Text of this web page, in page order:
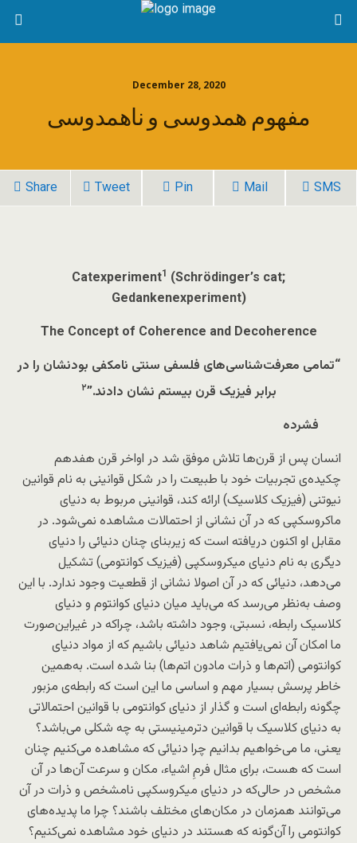
December 28, 2020
مفهوم همدوسی و ناهمدوسی
Share Tweet Pin Mail SMS
Catexperiment1 (Schrödinger’s cat;
Gedankenexperiment)
The Concept of Coherence and Decoherence
“تمامی معرفت‌شناسی‌های‌‌ فلسفی سنتی نامکفی بودنشان را در
برابر فیزیک قرن بیستم نشان دادند.”۲
فشرده
انسان پس از قرن‌ها تلاش موفق ‌شد در اواخر قرن هفدهم
چکیده‌ی تجربیات خود با طبیعت را در شکل قوانینی به نام قوانین
نیوتنی (فیزیک کلاسیک) ارائه کند، قوانینی مربوط به دنیای
ماکروسکپی که در آن‌ نشانی از احتمالات مشاهده نمی‌شود. در
مقابل او اکنون دریافته است که زیربنای چنان دنیائی را دنیای
دیگری به نام دنیای میکروسکپی (فیزیک کوانتومی) تشکیل
می‌دهد، دنیائی که در آن اصولا نشانی از قطعیت وجود ندارد. با این
وصف به‌نظر می‌رسد که می‌باید میان دنیای کوانتوم و دنیای
کلاسیک رابطه، نسبتی، وجود داشته باشد، چراکه در غیراین‌صورت
ما‌ امکان آن نمی‌یافتیم شاهد دنیائی باشیم که از مواد دنیای
کوانتومی (اتم‌ها و ذرات مادون اتم‌ها) بنا شده است. به‌همین
خاطر پرسش بسیار مهم و اساسی ما این است که رابطه‌ی مزبور
چگونه رابطه‌ای است و گذار از دنیای کوانتومی با قوانین احتمالاتی
به دنیای کلاسیک با قوانین دترمینیستی به چه شکلی می‌باشد؟
یعنی، ما می‌خواهیم بدانیم چرا دنیائی که مشاهده می‌کنیم چنان
است که هست، برای مثال فرمِ اشیاء، مکان و سرعت آن‌ها در آن
مشخص در حالی‌که در دنیای میکروسکپی نامشخص و ذرات در آن
می‌توانند همزمان در مکان‌های مختلف باشند؟ چرا ما پدیده‌های
کوانتومی را آن‌گونه که هستند در دنیای خود مشاهده نمی‌کنیم؟